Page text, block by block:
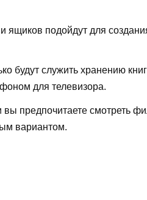
ящиков подойдут для
будут служить хранению
для телевизора.
предпочитаете смотреть
вариантом.